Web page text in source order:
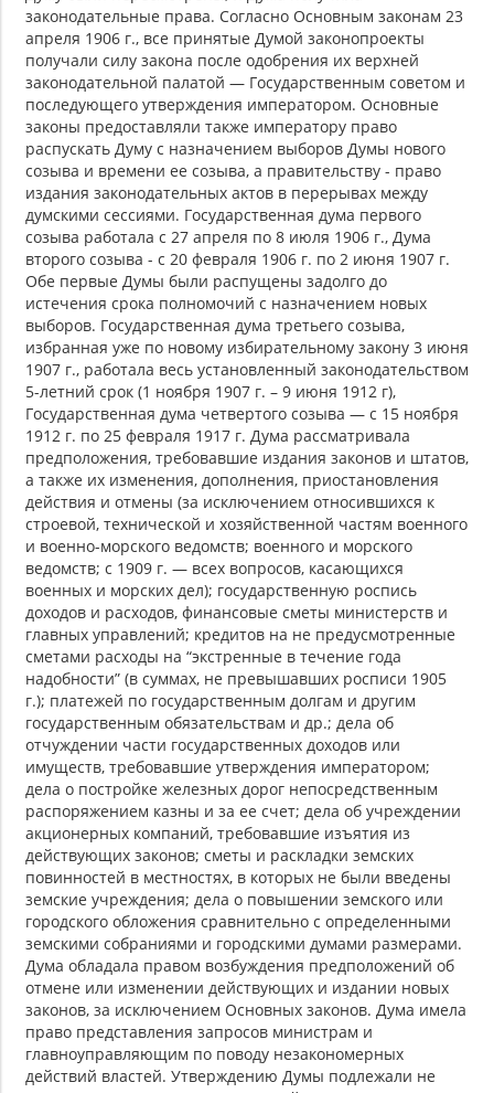
законодательные права. Согласно Основным законам 23
апреля 1906 г., все принятые Думой законопроекты
получали силу закона после одобрения их верхней
законодательной палатой — Государственным советом и
последующего утверждения императором. Основные
законы предоставляли также императору право
распускать Думу с назначением выборов Думы нового
созыва и времени ее созыва, а правительству - право
издания законодательных актов в перерывах между
думскими сессиями. Государственная дума первого
созыва работала с 27 апреля по 8 июля 1906 г., Дума
второго созыва - с 20 февраля 1906 г. по 2 июня 1907 г.
Обе первые Думы были распущены задолго до
истечения срока полномочий с назначением новых
выборов. Государственная дума третьего созыва,
избранная уже по новому избирательному закону 3 июня
1907 г., работала весь установленный законодательством
5-летний срок (1 ноября 1907 г. – 9 июня 1912 г),
Государственная дума четвертого созыва — с 15 ноября
1912 г. по 25 февраля 1917 г. Дума рассматривала
предположения, требовавшие издания законов и штатов,
а также их изменения, дополнения, приостановления
действия и отмены (за исключением относившихся к
строевой, технической и хозяйственной частям военного
и военно-морского ведомств; военного и морского
ведомств; с 1909 г. — всех вопросов, касающихся
военных и морских дел); государственную роспись
доходов и расходов, финансовые сметы министерств и
главных управлений; кредитов на не предусмотренные
сметами расходы на “экстренные в течение года
надобности” (в суммах, не превышавших росписи 1905
г.); платежей по государственным долгам и другим
государственным обязательствам и др.; дела об
отчуждении части государственных доходов или
имуществ, требовавшие утверждения императором;
дела о постройке железных дорог непосредственным
распоряжением казны и за ее счет; дела об учреждении
акционерных компаний, требовавшие изъятия из
действующих законов; сметы и раскладки земских
повинностей в местностях, в которых не были введены
земские учреждения; дела о повышении земского или
городского обложения сравнительно с определенными
земскими собраниями и городскими думами размерами.
Дума обладала правом возбуждения предположений об
отмене или изменении действующих и издании новых
законов, за исключением Основных законов. Дума имела
право представления запросов министрам и
главноуправляющим по поводу незакономерных
действий властей. Утверждению Думы подлежали не